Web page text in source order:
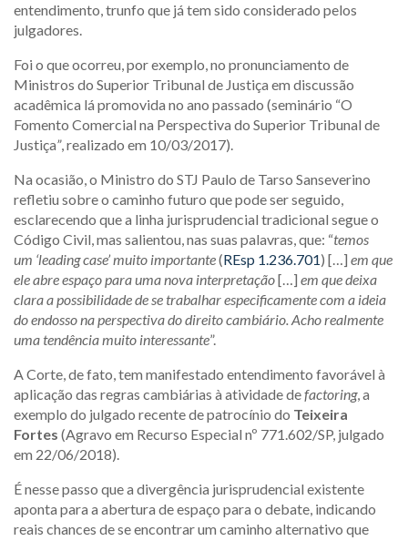
entendimento, trunfo que já tem sido considerado pelos
julgadores.
Foi o que ocorreu, por exemplo, no pronunciamento de
Ministros do Superior Tribunal de Justiça em discussão
acadêmica lá promovida no ano passado (seminário “O
Fomento Comercial na Perspectiva do Superior Tribunal de
Justiça”, realizado em 10/03/2017).
Na ocasião, o Ministro do STJ Paulo de Tarso Sanseverino
refletiu sobre o caminho futuro que pode ser seguido,
esclarecendo que a linha jurisprudencial tradicional segue o
Código Civil, mas salientou, nas suas palavras, que: “temos
um ‘leading case’muito importante(REsp 1.236.701) […] em que
ele abre espaço para uma nova interpretação[…] em que deixa
clara a possibilidade de se trabalhar especificamente com a ideia
do endosso na perspectiva do direito cambiário. Acho realmente
uma tendência muito interessante”.
A Corte, de fato, tem manifestado entendimento favorável à
aplicação das regras cambiárias à atividade defactoring, a
exemplo do julgado recente de patrocínio do Teixeira
Fortes (Agravo em Recurso Especial nº 771.602/SP, julgado
em 22/06/2018).
É nesse passo que a divergência jurisprudencial existente
aponta para a abertura de espaço para o debate, indicando
reais chances de se encontrar um caminho alternativo que